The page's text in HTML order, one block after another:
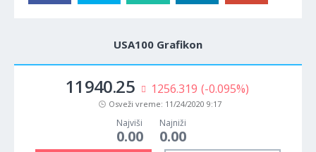
USA100 Grafikon
11940.25 1256.319 (-0.095%)
Osveži vreme: 11/24/2020 9:17
Najviši
0.00
Najniži
0.00